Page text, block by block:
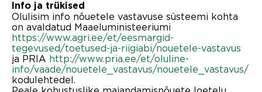
Info ja trükised
Olulisim info nõuetele vastavuse süsteemi kohta
on avaldatud Maaeluministeeriumi
https://www.agri.ee/et/eesmargid-
tegevused/toetused-ja-riigiabi/nouetele-vastavus
ja PRIA http://www.pria.ee/et/oluline-
info/vaade/nouetele_vastavus/nouetele_vastavus/
kodulehtedel.